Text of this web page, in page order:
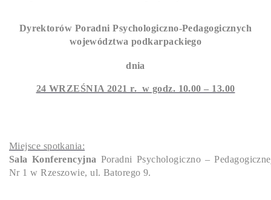
Dyrektorów Poradni Psychologiczno-Pedagogicznych
województwa podkarpackiego
dnia
24 WRZEŚNIA 2021 r. w godz. 10.00 – 13.00
Miejsce spotkania:
Sala Konferencyjna Poradni Psychologiczno –
Nr 1 w Rzeszowie, ul. Batorego 9.